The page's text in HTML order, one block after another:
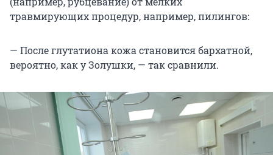
травмирующих процедур, например, пилингов:
— После глутатиона кожа становится бархатной,
вероятно, как у Золушки, — так сравнили.